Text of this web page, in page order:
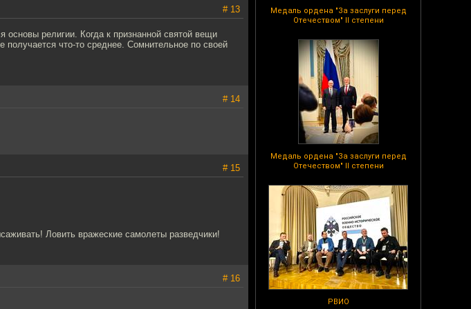
Медаль ордена "За заслуги перед
Отечеством" II степени
Медаль ордена "За заслуги перед
Отечеством" II степени
РВИО
# 13
религии. Когда к признанной святой вещи
получается что-то среднее. Сомнительное по своей
# 14
# 15
Ловить вражеские самолеты разведчики!
# 16